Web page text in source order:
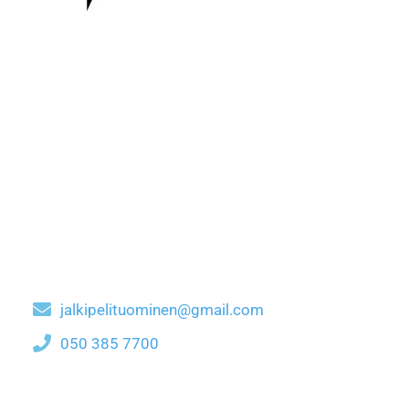
jalkipelituominen@gmail.com
050 385 7700